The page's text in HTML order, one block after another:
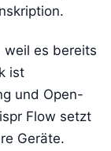
weil es bereits
ist
und Open-
Flow setzt
Geräte.